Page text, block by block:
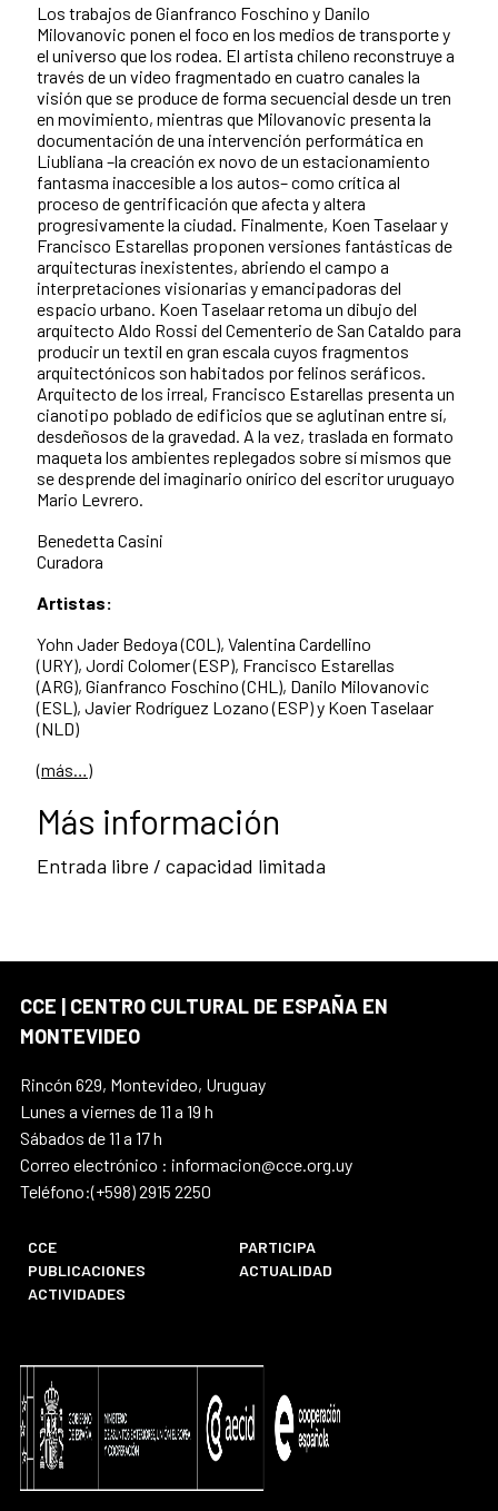
Los trabajos de Gianfranco Foschino y Danilo
Milovanovic ponen el foco en los medios de transporte y
el universo que los rodea. El artista chileno reconstruye a
través de un video fragmentado en cuatro canales la
visión que se produce de forma secuencial desde un tren
en movimiento, mientras que Milovanovic presenta la
documentación de una intervención performática en
Liubliana –la creación ex novo de un estacionamiento
fantasma inaccesible a los autos– como crítica al
proceso de gentrificación que afecta y altera
progresivamente la ciudad. Finalmente, Koen Taselaar y
Francisco Estarellas proponen versiones fantásticas de
arquitecturas inexistentes, abriendo el campo a
interpretaciones visionarias y emancipadoras del
espacio urbano. Koen Taselaar retoma un dibujo del
arquitecto Aldo Rossi del Cementerio de San Cataldo para
producir un textil en gran escala cuyos fragmentos
arquitectónicos son habitados por felinos seráficos.
Arquitecto de los irreal, Francisco Estarellas presenta un
cianotipo poblado de edificios que se aglutinan entre sí,
desdeñosos de la gravedad. A la vez, traslada en formato
maqueta los ambientes replegados sobre sí mismos que
se desprende del imaginario onírico del escritor uruguayo
Mario Levrero.
Benedetta Casini
Curadora
Artistas:
Yohn Jader Bedoya (COL), Valentina Cardellino
(URY), Jordi Colomer (ESP), Francisco Estarellas
(ARG), Gianfranco Foschino (CHL), Danilo Milovanovic
(ESL), Javier Rodríguez Lozano (ESP) y Koen Taselaar
(NLD)
(más…)
Más información
Entrada libre / capacidad limitada
CCE | CENTRO CULTURAL DE ESPAÑA EN
MONTEVIDEO
Rincón 629, Montevideo, Uruguay
Lunes a viernes de 11 a 19 h
Sábados de 11 a 17 h
Correo electrónico : informacion@cce.org.uy
Teléfono:(+598) 2915 2250
CCE
PARTICIPA
PUBLICACIONES
ACTUALIDAD
ACTIVIDADES